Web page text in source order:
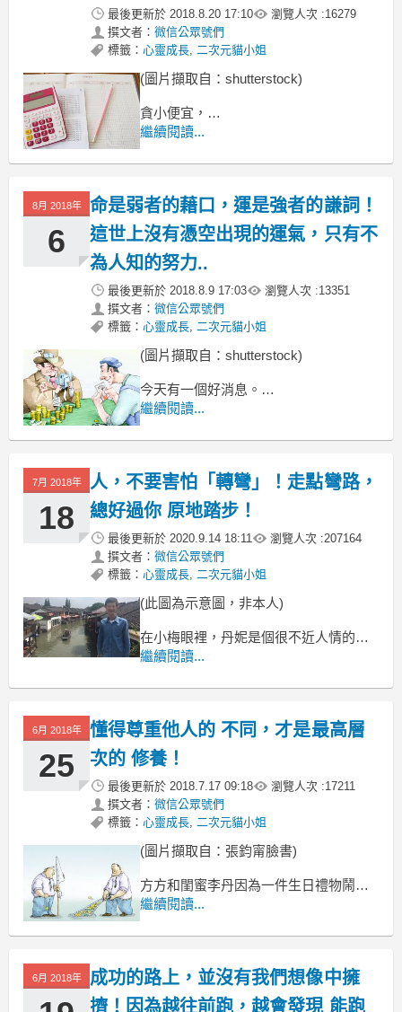
最後更新於 2018.8.20 17:10 瀏覽人次 :16279
撰文者： 微信公眾號們
標籤： 心靈成長, 二次元貓小姐
(圖片擷取自：shutterstock)
貪小便宜，
只會讓自己過得更便宜，
在現實中，不在少數。
繼續閱讀...
8月 2018年
6
命是弱者的藉口，運是強者的謙詞！
這世上沒有憑空出現的運氣，只有不
為人知的努力..
最後更新於 2018.8.9 17:03 瀏覽人次 :13351
撰文者： 微信公眾號們
標籤： 心靈成長, 二次元貓小姐
(圖片擷取自：shutterstock)
今天有一個好消息。
好姐妹花花拿到會計專業自考畢業證書
15 門課程，兩年時間拿下，太酷了！
繼續閱讀...
7月 2018年
18
人，不要害怕「轉彎」！走點彎路，
總好過你 原地踏步！
最後更新於 2020.9.14 18:11 瀏覽人次 :207164
撰文者： 微信公眾號們
標籤： 心靈成長, 二次元貓小姐
(此圖為示意圖，非本人)
在小梅眼裡，丹妮是個很不近人情的上
司。
什麼都沒有交待。
繼續閱讀...
6月 2018年
25
懂得尊重他人的 不同，才是最高層
次的 修養！
最後更新於 2018.7.17 09:18 瀏覽人次 :17211
撰文者： 微信公眾號們
標籤： 心靈成長, 二次元貓小姐
(圖片擷取自：張鈞甯臉書)
方方和閨蜜李丹因為一件生日禮物鬧翻
了。
為禮物，
方方對著李丹好一通數落，她認為，
繼續閱讀...
6月 2018年
成功的路上，並沒有我們想像中擁
擠！因為越往前跑，越會發現 能跑